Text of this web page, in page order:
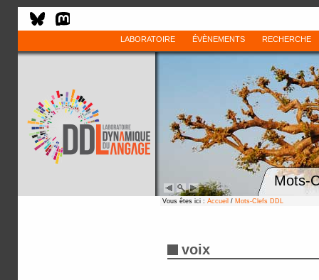
LABORATOIRE ÉVÈNEMENTS RECHERCHE
Mots-
Vous êtes ici : Accueil / Mots-Clefs DDL
voix